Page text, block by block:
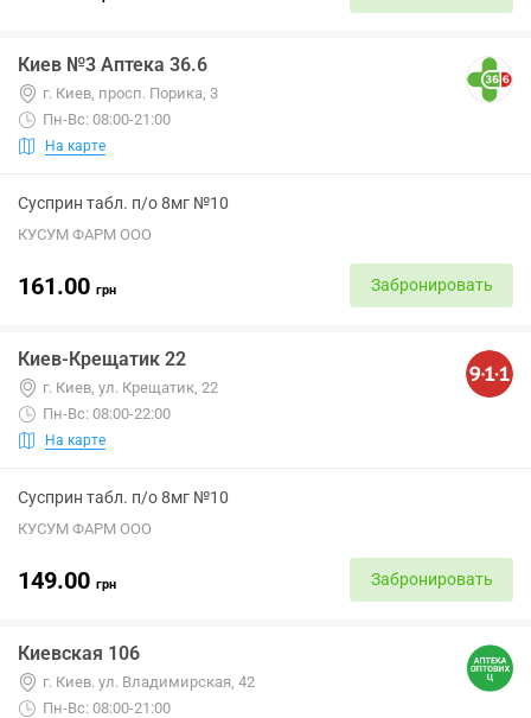
Киев №3 Аптека 36.6
г. Киев, просп. Порика, 3
Пн-Вс: 08:00-21:00
На карте
Сусприн табл. п/о 8мг №10
КУСУМ ФАРМ ООО
161.00 грн Забронировать
Киев-Крещатик 22
г. Киев, ул. Крещатик, 22
Пн-Вс: 08:00-22:00
На карте
Сусприн табл. п/о 8мг №10
КУСУМ ФАРМ ООО
149.00 грн Забронировать
Киевская 106
г. Киев. ул. Владимирская, 42
Пн-Вс: 08:00-21:00